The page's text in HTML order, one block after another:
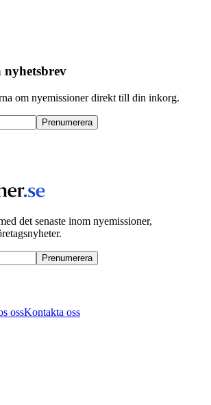
nyhetsbrev
om nyemissioner direkt till din inkorg.
Prenumerera
det senaste inom nyemissioner,
Prenumerera
ossKontakta oss